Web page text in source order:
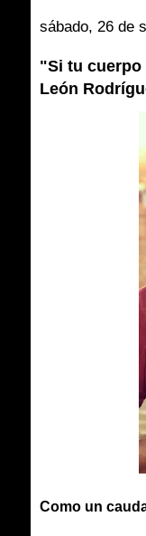
sábado, 26 de
"Si tu cuerpo
León
Como un